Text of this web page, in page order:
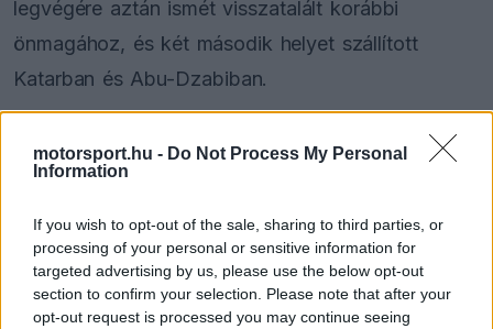
motorsport.hu - Do Not Process My Personal
Information
If you wish to opt-out of the sale, sharing to third parties, or
processing of your personal or sensitive information for
targeted advertising by us, please use the below opt-out
section to confirm your selection. Please note that after your
opt-out request is processed you may continue seeing
legvégére aztán ismét visszatalált korábbi
önmagához, és két második helyet szállított
Katarban és Abu-Dzabiban.
bajnok legyen, így végül a harmadik helyen zárta
Amikor Villeneuve-öt aHigh Performance
podcastben arról kérdezték, milyen érzésekkel
vonulhatott el Piastri a téli szünetre, ő így felelt: